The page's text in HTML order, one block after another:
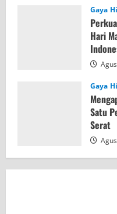
Gaya
Hari
Gaya
Satu
Serat